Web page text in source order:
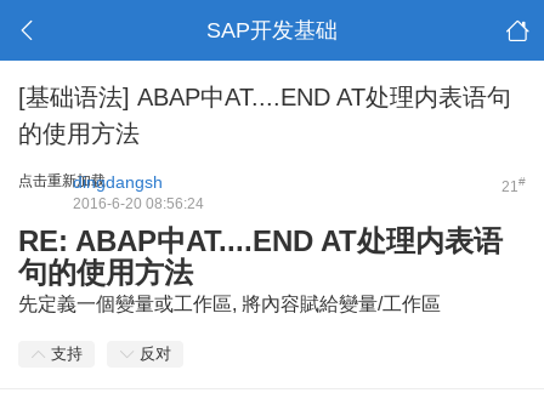
SAP开发基础
[基础语法] ABAP中AT....END AT处理内表语句
的使用方法
点击重新加载 21#
dingdangsh
2016-6-20 08:56:24
RE: ABAP中AT....END AT处理内表语
句的使用方法
先定義一個變量或工作區, 將內容賦給變量/工作區
支持 反对